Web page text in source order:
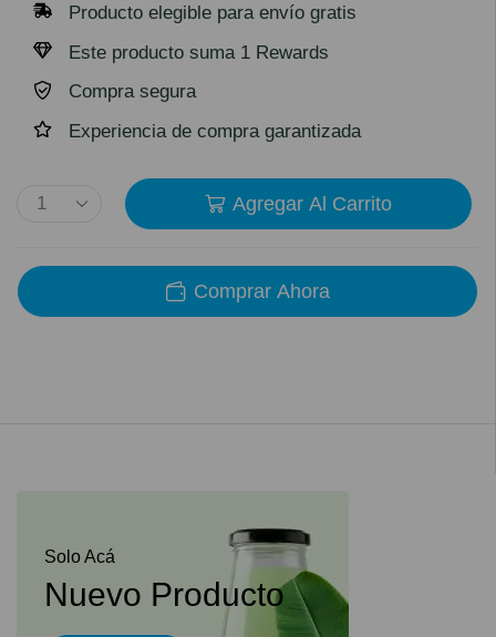
Producto elegible para envío gratis
Este producto suma 1 Rewards
Compra segura
Experiencia de compra garantizada
Agregar Al Carrito
Comprar Ahora
Solo Acá
Nuevo Producto